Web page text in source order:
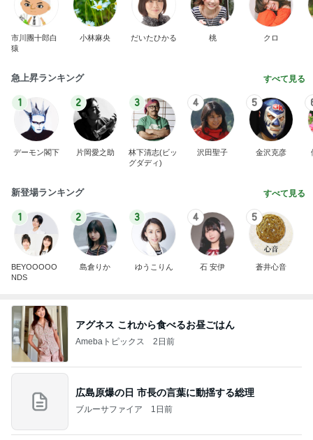
市川團十郎白
猿
小林麻央 だいたひかる 桃 クロ
急上昇ランキング すべて見る
1
デーモン閣下
2
片岡愛之助
3
林下清志(ビッ
グダディ)
4
沢田聖子
5
金沢克彦
新登場ランキング すべて見る
1
BEYOOOOO
NDS
2
島倉りか
3
ゆうこりん
4
石 安伊
5
蒼井心音
アグネス これから食べるお昼ごはん
Amebaトピックス 2日前
広島原爆の日 市長の言葉に動揺する総理
ブルーサファイア 1日前